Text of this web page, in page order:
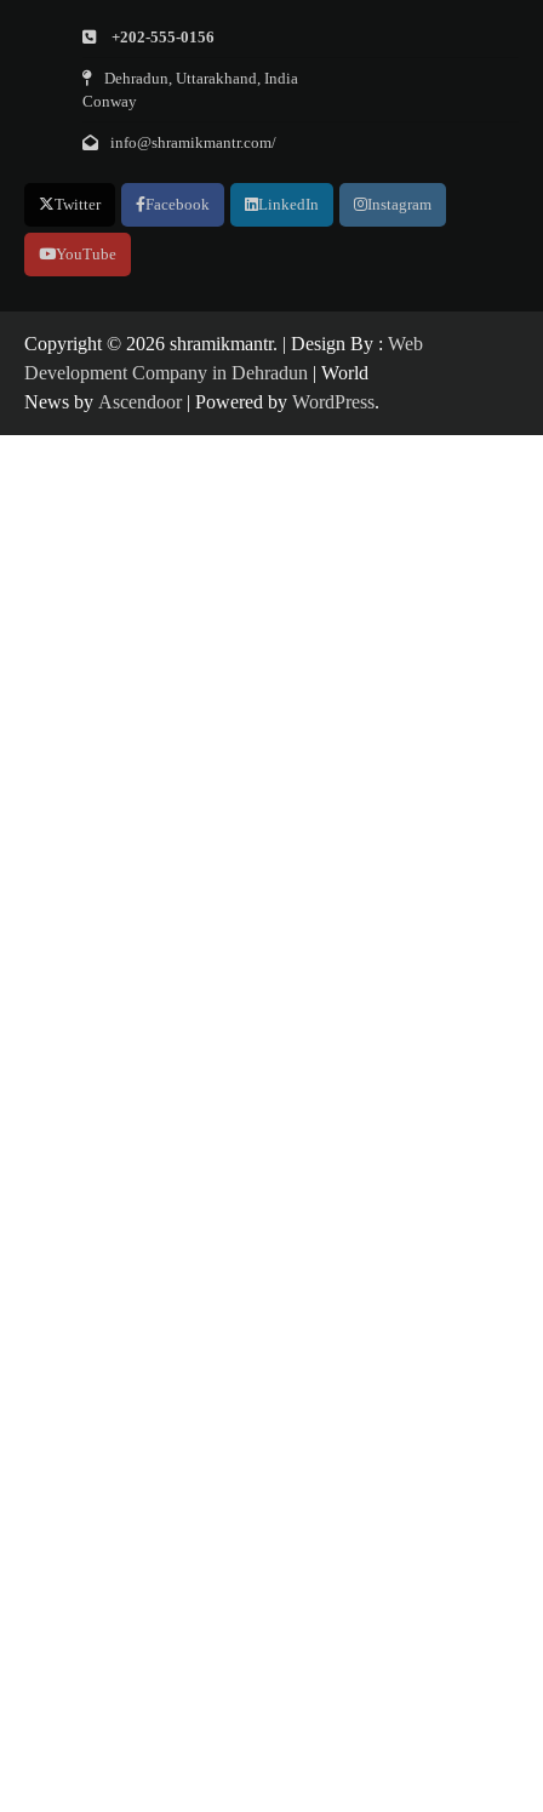
+202-555-0156
Dehradun, Uttarakhand, India
Conway
info@shramikmantr.com/
Twitter Facebook LinkedIn Instagram
YouTube
Copyright ©️ 2026 shramikmantr. | Design By : Web
Development Company in Dehradun | World
News by Ascendoor| Powered by WordPress.